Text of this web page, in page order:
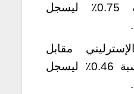
النيوزيلندي بنسبة 0.75٪ ليسجل
مقابل
الدولار الكندي بنسبة 0.46٪ ليسجل